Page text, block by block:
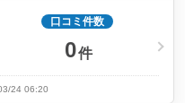
口コミ件数
0件
24 06:20